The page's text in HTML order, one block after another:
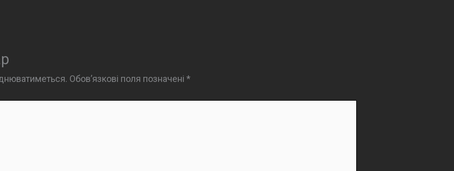
Обов’язкові поля позначені*